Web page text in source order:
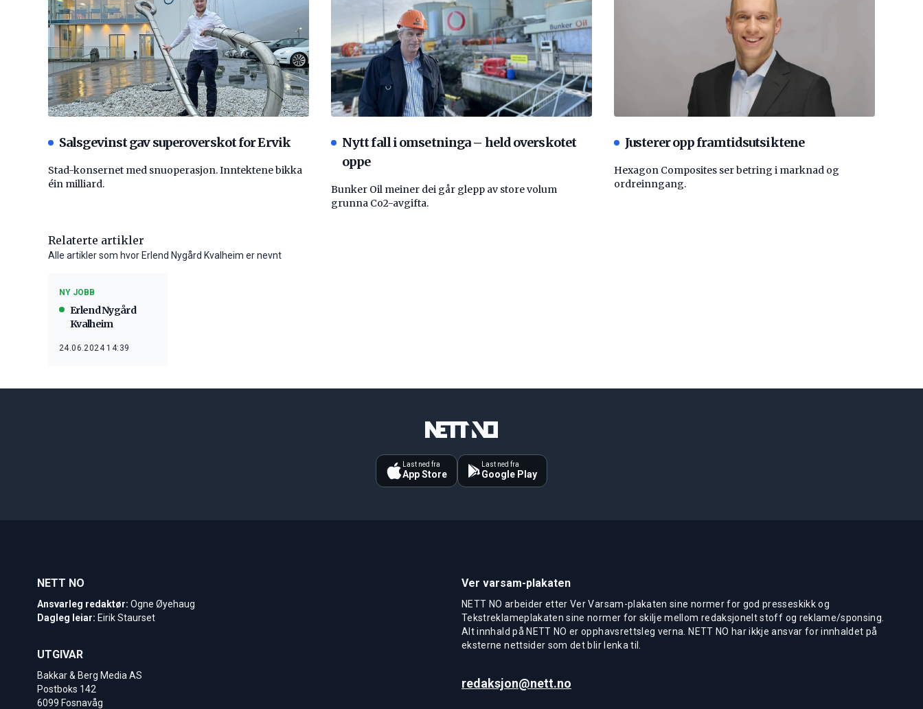
Salsgevinst gav superoverskot for Ervik
Stad-konsernet med snuoperasjon. Inntektene bikka
éin milliard.
Nytt fall i omsetninga – held overskotet
oppe
Bunker Oil meiner dei går glepp av store volum
grunna Co2-avgifta.
Justerer opp framtidsutsiktene
Hexagon Composites ser betring i marknad og
ordreinngang.
Relaterte artikler
Alle artikler som hvor Erlend Nygård Kvalheim er nevnt
NY JOBB
Erlend Nygård
Kvalheim
24.06.2024 14:39
Last ned fra
App Store
Last ned fra
Google Play
NETT NO
Ansvarleg redaktør: Ogne Øyehaug
Dagleg leiar: Eirik Staurset
UTGIVAR
Bakkar & Berg Media AS
Postboks 142
6099 Fosnavåg
Ver varsam-plakaten
NETT NO arbeider etter Ver Varsam-plakaten sine normer for god presseskikk og
Tekstreklameplakaten sine normer for skilje mellom redaksjonelt stoff og reklame/sponsing.
Alt innhald på NETT NO er opphavsrettsleg verna. NETT NO har ikkje ansvar for innhaldet på
eksterne nettsider som det blir lenka til.
redaksjon@nett.no